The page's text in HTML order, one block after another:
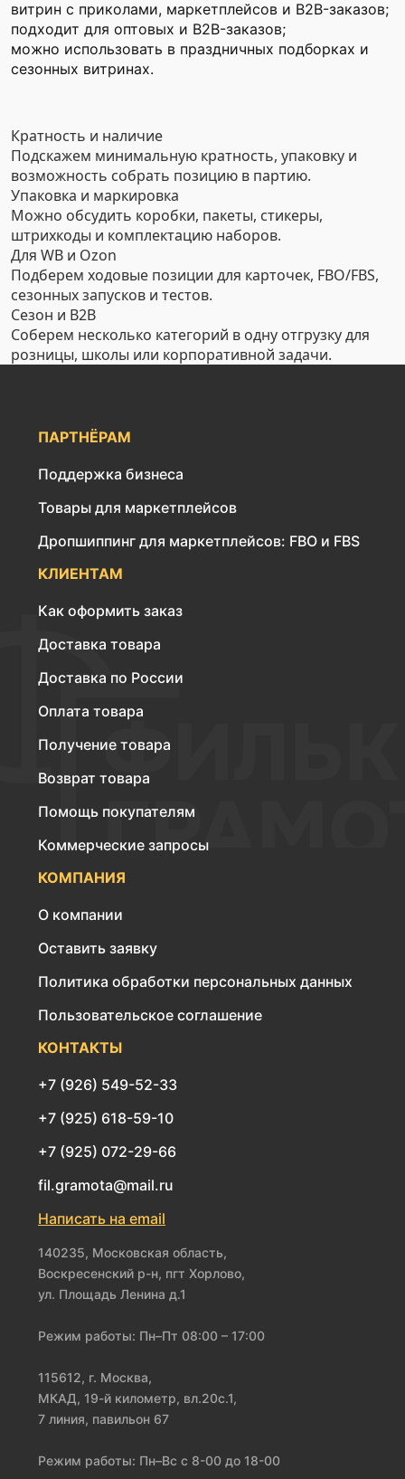
витрин с приколами, маркетплейсов и B2B-заказов;
подходит для оптовых и B2B-заказов;
можно использовать в праздничных подборках и
сезонных витринах.
Кратность и наличие
Подскажем минимальную кратность, упаковку и
возможность собрать позицию в партию.
Упаковка и маркировка
Можно обсудить коробки, пакеты, стикеры,
штрихкоды и комплектацию наборов.
Для WB и Ozon
Подберем ходовые позиции для карточек, FBO/FBS,
сезонных запусков и тестов.
Сезон и B2B
Соберем несколько категорий в одну отгрузку для
розницы, школы или корпоративной задачи.
ПАРТНЁРАМ
Поддержка бизнеса
Товары для маркетплейсов
Дропшиппинг для маркетплейсов: FBO и FBS
КЛИЕНТАМ
Как оформить заказ
Доставка товара
Доставка по России
Оплата товара
Получение товара
Возврат товара
Помощь покупателям
Коммерческие запросы
КОМПАНИЯ
О компании
Оставить заявку
Политика обработки персональных данных
Пользовательское соглашение
КОНТАКТЫ
+7 (926) 549-52-33
+7 (925) 618-59-10
+7 (925) 072-29-66
fil.gramota@mail.ru
Написать на email
140235, Московская область,
Воскресенский р-н, пгт Хорлово,
ул. Площадь Ленина д.1
Режим работы: Пн–Пт 08:00 – 17:00
115612, г. Москва,
МКАД, 19-й километр, вл.20с.1,
7 линия, павильон 67
Режим работы: Пн–Вс с 8-00 до 18-00